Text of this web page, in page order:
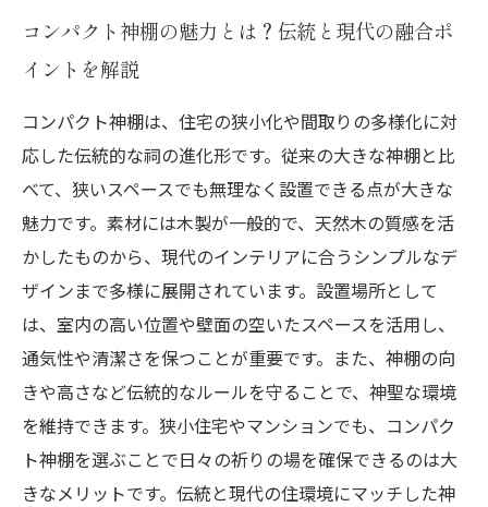
コンパクト神棚の魅力とは？伝統と現代の融合ポ
イントを解説
コンパクト神棚は、住宅の狭小化や間取りの多様化に対
応した伝統的な祠の進化形です。従来の大きな神棚と比
べて、狭いスペースでも無理なく設置できる点が大きな
魅力です。素材には木製が一般的で、天然木の質感を活
かしたものから、現代のインテリアに合うシンプルなデ
ザインまで多様に展開されています。設置場所として
は、室内の高い位置や壁面の空いたスペースを活用し、
通気性や清潔さを保つことが重要です。また、神棚の向
きや高さなど伝統的なルールを守ることで、神聖な環境
を維持できます。狭小住宅やマンションでも、コンパク
ト神棚を選ぶことで日々の祈りの場を確保できるのは大
きなメリットです。伝統と現代の住環境にマッチした神